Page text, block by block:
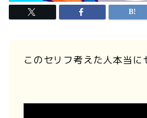
このセリフ考えた人本当